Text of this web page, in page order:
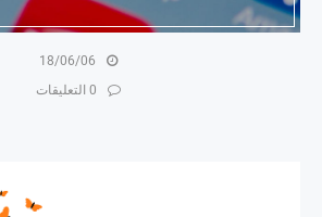
18/06/06
0 التعليقات